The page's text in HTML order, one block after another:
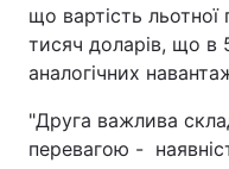
що вартість
тисяч доларів, що в
аналогічних
"Друга важлива
перевагою -